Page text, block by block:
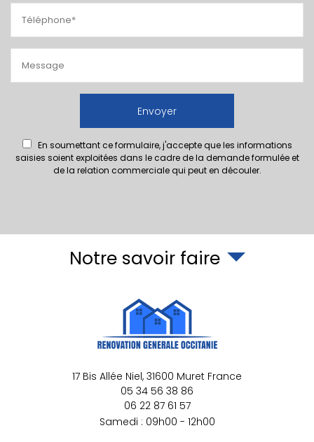
En soumettant ce formulaire, j'accepte que les informations
saisies soient exploitées dans le cadre de la demande formulée et
de la relation commerciale qui peut en découler.
Notre savoir faire
17 Bis Allée Niel, 31600 Muret France
05 34 56 38 86
06 22 87 61 57
Samedi : 09h00 - 12h00